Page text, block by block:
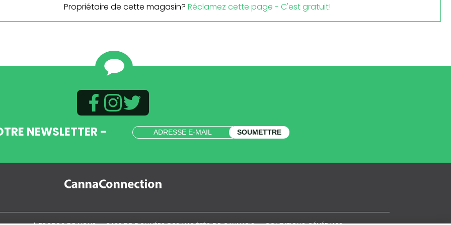
Propriétaire de cette magasin? Réclamez cette page - C'est gratuit!
NEWSLETTER - SOUMETTRE